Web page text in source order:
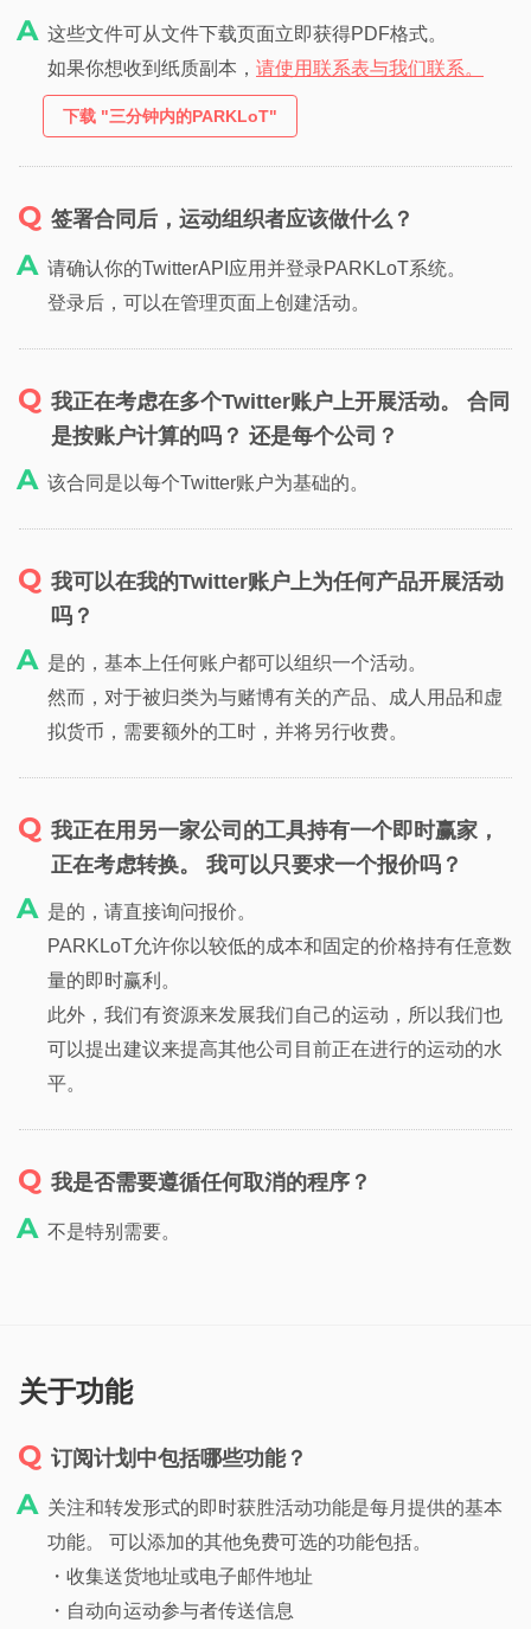
这些文件可从文件下载页面立即获得PDF格式。
如果你想收到纸质副本， 请使用联系表与我们联系。
下载 "三分钟内的PARKLoT"
签署合同后，运动组织者应该做什么？
请确认你的TwitterAPI应用并登录PARKLoT系统。
登录后，可以在管理页面上创建活动。
我正在考虑在多个Twitter账户上开展活动。 合同
是按账户计算的吗？ 还是每个公司？
该合同是以每个Twitter账户为基础的。
我可以在我的Twitter账户上为任何产品开展活动
吗？
是的，基本上任何账户都可以组织一个活动。
然而，对于被归类为与赌博有关的产品、成人用品和虚
拟货币，需要额外的工时，并将另行收费。
我正在用另一家公司的工具持有一个即时赢家，
正在考虑转换。 我可以只要求一个报价吗？
是的，请直接询问报价。
PARKLoT允许你以较低的成本和固定的价格持有任意数
量的即时赢利。
此外，我们有资源来发展我们自己的运动，所以我们也
可以提出建议来提高其他公司目前正在进行的运动的水
平。
我是否需要遵循任何取消的程序？
不是特别需要。
关于功能
订阅计划中包括哪些功能？
关注和转发形式的即时获胜活动功能是每月提供的基本
功能。 可以添加的其他免费可选的功能包括。
・收集送货地址或电子邮件地址
・自动向运动参与者传送信息